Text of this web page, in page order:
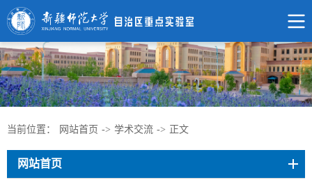
当前位置： 网站首页 -> 学术交流 -> 正文
网站首页